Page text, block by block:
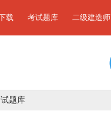
载 考试题库 二级建造师
题库